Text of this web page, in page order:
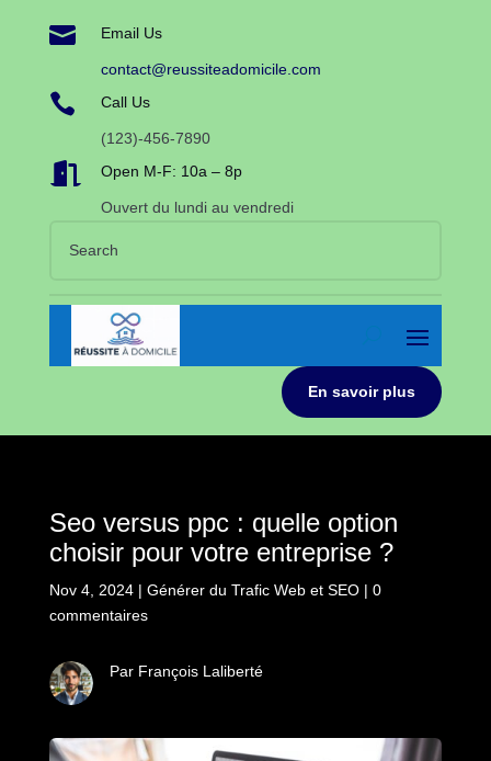
 Email Us
contact@reussiteadomicile.com
 Call Us
(123)-456-7890
 Open M-F: 10a – 8p
Ouvert du lundi au vendredi
En savoir plus
Seo versus ppc : quelle option
choisir pour votre entreprise ?
Nov 4, 2024| Générer du Trafic Web et SEO| 0
commentaires
Par François Laliberté